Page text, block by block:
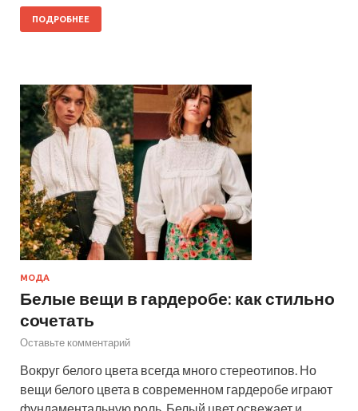
ПОДРОБНЕЕ
МОДА
Белые вещи в гардеробе: как стильно
сочетать
Оставьте комментарий
Вокруг белого цвета всегда много стереотипов. Но
вещи белого цвета в современном гардеробе играют
фундаментальную роль. Белый цвет освежает и